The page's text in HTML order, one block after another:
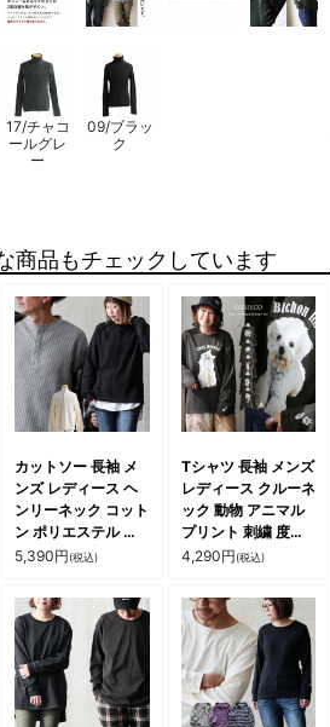
17/チャコ
ールグレ
ー
09/ブラッ
ク
商品もチェックしています
カットソー 長袖 メ
ンズ レディース ヘ
ンリーネック コット
ン ポリエステル し
っかり生地 ハリ 伸
スシルエット カジュ
アル パティ
5,390円(税込)
Tシャツ 長袖 メンズ
レディース クルーネ
ック 動物 アニマル
プリント 刺繍 度詰
め天竺 伸縮性 しっ
いサイズ ゆったり
カジュアル 動物 ア
ニマル ZOO 秋 冬 パ
ティ
4,290円(税込)